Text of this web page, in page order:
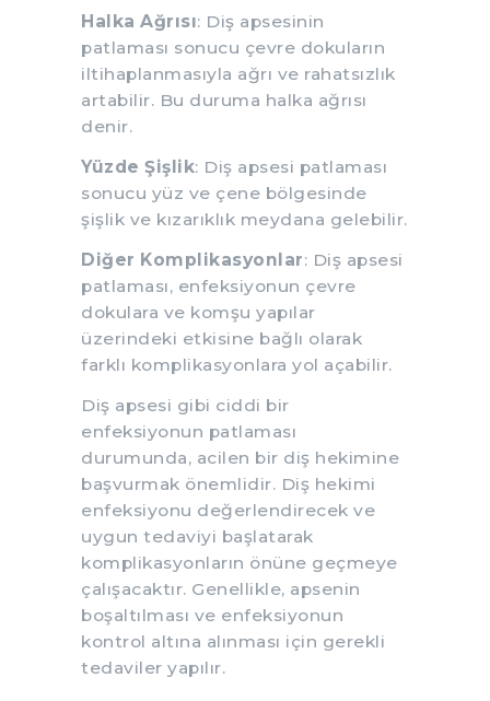
Halka Ağrısı: Diş apsesinin
patlaması sonucu çevre dokuların
iltihaplanmasıyla ağrı ve rahatsızlık
artabilir. Bu duruma halka ağrısı
denir.
Yüzde Şişlik: Diş apsesi patlaması
sonucu yüz ve çene bölgesinde
şişlik ve kızarıklık meydana gelebilir.
Diğer Komplikasyonlar: Diş apsesi
patlaması, enfeksiyonun çevre
dokulara ve komşu yapılar
üzerindeki etkisine bağlı olarak
farklı komplikasyonlara yol açabilir.
Diş apsesi gibi ciddi bir
enfeksiyonun patlaması
durumunda, acilen bir diş hekimine
başvurmak önemlidir. Diş hekimi
enfeksiyonu değerlendirecek ve
uygun tedaviyi başlatarak
komplikasyonların önüne geçmeye
çalışacaktır. Genellikle, apsenin
boşaltılması ve enfeksiyonun
kontrol altına alınması için gerekli
tedaviler yapılır.